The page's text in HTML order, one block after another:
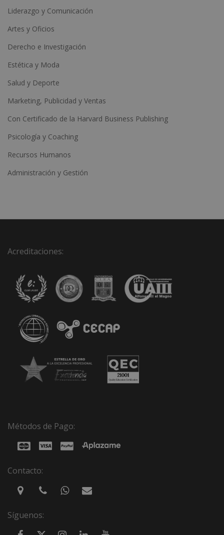
Liderazgo y Comunicación
Artes y Oficios
Derecho e Investigación
Estética y Moda
Salud y Deporte
Marketing, Publicidad y Ventas
Con Certificado de la Harvard Business Publishing
Psicología y Coaching
Recursos Humanos
Administración y Gestión
Acreditaciones:
Métodos de Pago:
Contacto:
Síguenos: